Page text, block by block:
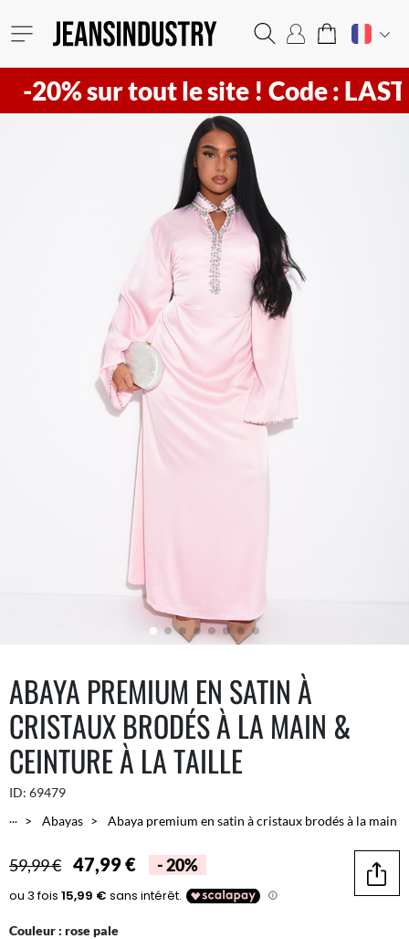
sur tout le site !Code : LAST20 !
ABAYA PREMIUM EN SATIN À
CRISTAUX BRODÉS À LA MAIN &
CEINTURE À LA TAILLE
ID: 69479
...
Abayas Abaya premium en satin à cristaux brodés à la main
59,99 € 47,99 € - 20%
Couleur : rose pale